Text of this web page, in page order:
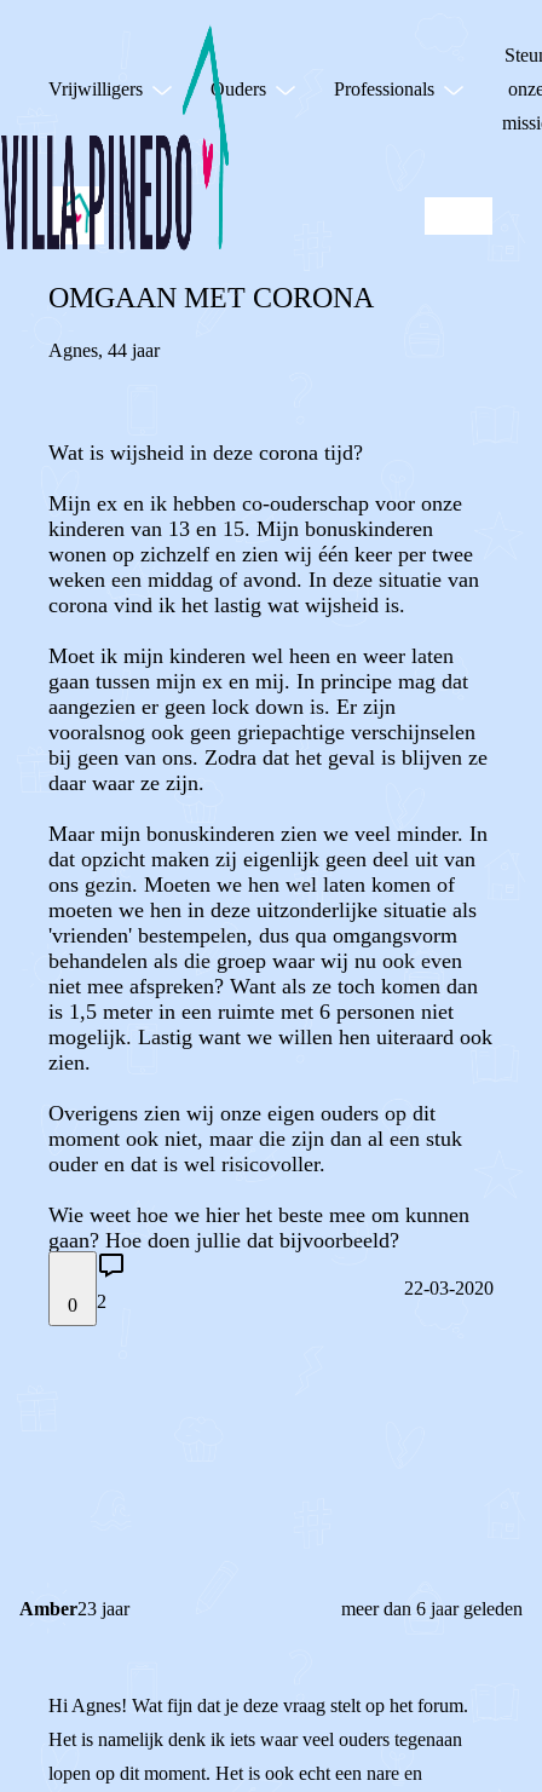
Vrijwilligers Ouders Professionals
OMGAAN MET CORONA
Agnes, 44 jaar
Wat is wijsheid in deze corona tijd?
Mijn ex en ik hebben co-ouderschap voor onze
kinderen van 13 en 15. Mijn bonuskinderen
wonen op zichzelf en zien wij één keer per twee
weken een middag of avond. In deze situatie van
corona vind ik het lastig wat wijsheid is.
Moet ik mijn kinderen wel heen en weer laten
gaan tussen mijn ex en mij. In principe mag dat
aangezien er geen lock down is. Er zijn
vooralsnog ook geen griepachtige verschijnselen
bij geen van ons. Zodra dat het geval is blijven ze
daar waar ze zijn.
Maar mijn bonuskinderen zien we veel minder. In
dat opzicht maken zij eigenlijk geen deel uit van
ons gezin. Moeten we hen wel laten komen of
moeten we hen in deze uitzonderlijke situatie als
'vrienden' bestempelen, dus qua omgangsvorm
behandelen als die groep waar wij nu ook even
niet mee afspreken? Want als ze toch komen dan
is 1,5 meter in een ruimte met 6 personen niet
mogelijk. Lastig want we willen hen uiteraard ook
zien.
Overigens zien wij onze eigen ouders op dit
moment ook niet, maar die zijn dan al een stuk
ouder en dat is wel risicovoller.
Wie weet hoe we hier het beste mee om kunnen
gaan? Hoe doen jullie dat bijvoorbeeld?
0 2
22-03-2020
Amber23 jaar meer dan 6 jaar geleden
Hi Agnes! Wat fijn dat je deze vraag stelt op het forum.
Het is namelijk denk ik iets waar veel ouders tegenaan
lopen op dit moment. Het is ook echt een nare en